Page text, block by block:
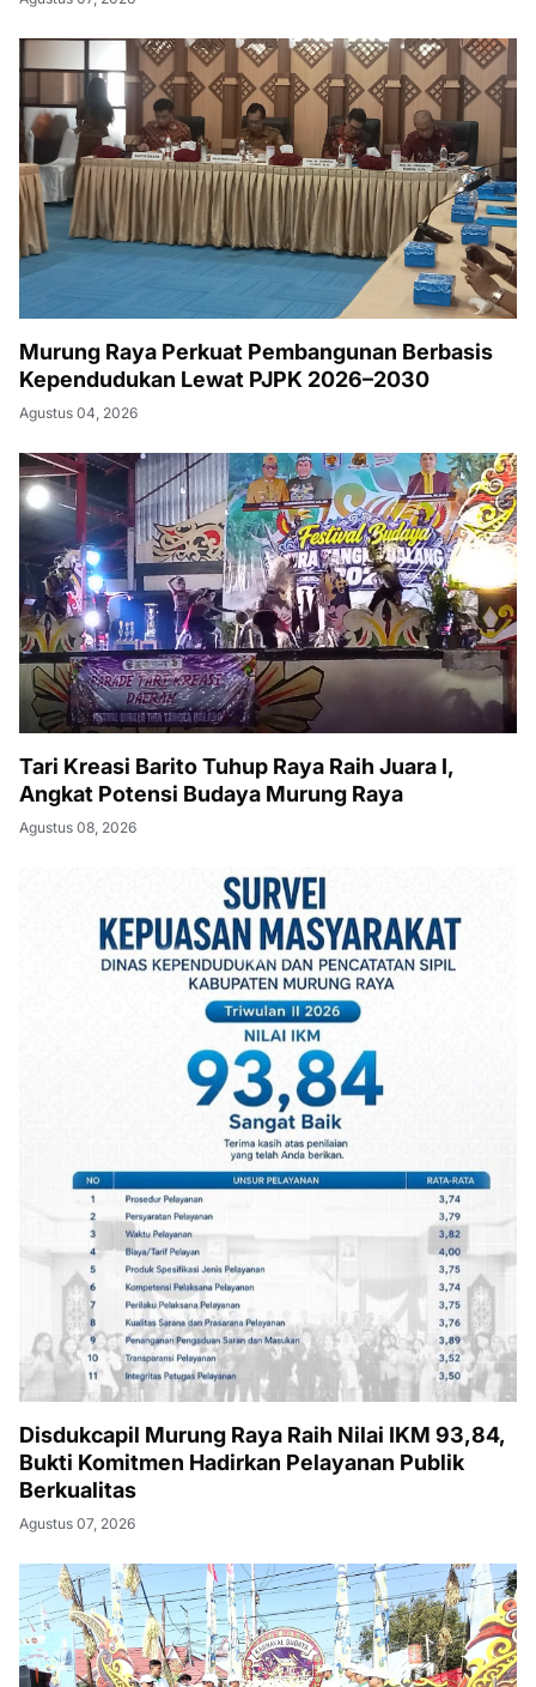
Murung Raya Perkuat Pembangunan Berbasis
Kependudukan Lewat PJPK 2026–2030
Agustus 04, 2026
Tari Kreasi Barito Tuhup Raya Raih Juara I,
Angkat Potensi Budaya Murung Raya
Agustus 08, 2026
Disdukcapil Murung Raya Raih Nilai IKM 93,84,
Bukti Komitmen Hadirkan Pelayanan Publik
Berkualitas
Agustus 07, 2026